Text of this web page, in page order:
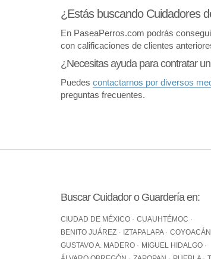
¿Estás buscando Cuidadores
En PaseaPerros.com podrás
con calificaciones de clientes
¿Necesitas ayuda para contratar
Puedes contactarnos por diversos
preguntas frecuentes.
Buscar Cuidador o Guardería en:
CIUDAD DE MÉXICO
CUAUHTÉMOC
BENITO JUÁREZ
IZTAPALAPA
COYOACÁN
GUSTAVO A. MADERO
MIGUEL HIDALGO